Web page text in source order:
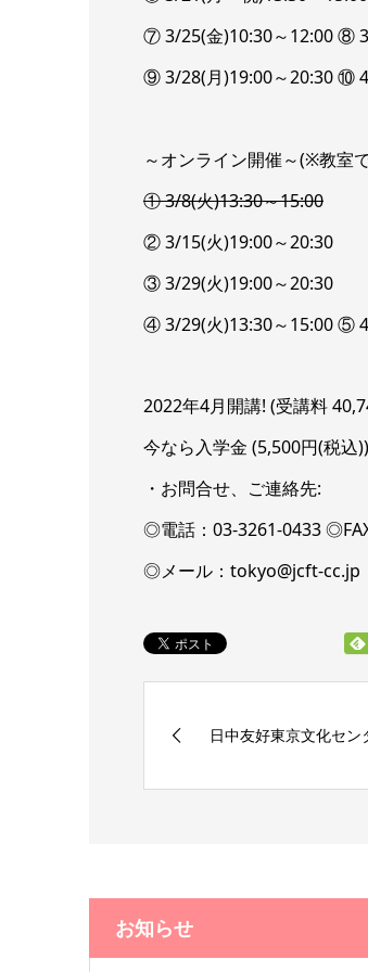
⑦ 3/25(金)10:30～12:00 ⑧
⑨ 3/28(月)19:00～20:30 ⑩
～オンライン開催～(※教室
① 3/8(火)13:30～15:00
② 3/15(火)19:00～20:30
③ 3/29(火)19:00～20:30
④ 3/29(火)13:30～15:00 ⑤
2022年4月開講! (受講料
今なら入学金 (5,500円(税込
・お問合せ、ご連絡先:
◎電話：03-3261-0433
◎メール：tokyo@jcft-cc.jp
日中友好東京文化セン
お知らせ